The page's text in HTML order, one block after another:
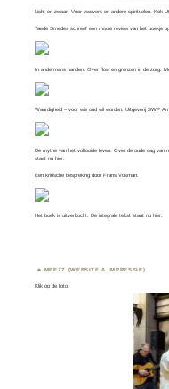
Licht en zwaar. Voor zwevers en andere spirituelen. Kok
Taede Smedes schreef een mooie review van het boekje
In andermans handen. Over flow en grenzen in de zorg.
Waardigheid – voor wie oud wil worden, Uitgeverij SWP
De mythe van het voltooide leven. Over de oude dag van
staat nuhier
Een kritische bespreking doorFrans Vosman
Het boek is uitverkocht. De integrale tekst staat nuhier.
MEEZZ (WEBSITE & IMPRESSIE)
Klik op de foto